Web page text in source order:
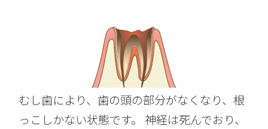
むし歯により、歯の頭の部分がなくなり、根
っこしかない状態です。 神経は死んでおり、